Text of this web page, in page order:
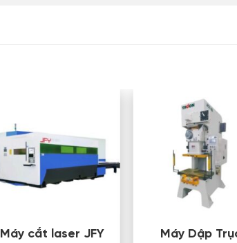
Máy cắt laser JFY
Máy Dập